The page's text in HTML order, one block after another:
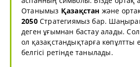
Отанымыз Қазақстан және
2050Стратегиямыз бар.
деген ұғымнан бастау алады.
ол қазақстандықтарға көпұлтты
белгісі ретінде танылады.